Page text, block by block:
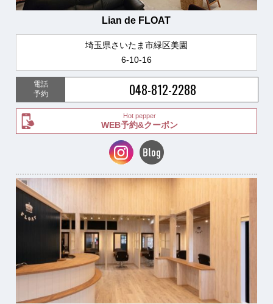
Lian de FLOAT
埼玉県さいたま市緑区美園
6-10-16
電話
予約
048-812-2288
Hot pepper
WEB予約&クーポン